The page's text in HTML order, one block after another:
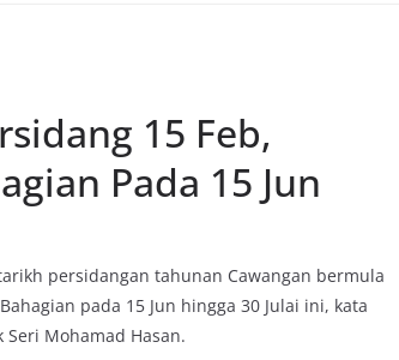
15 Feb,
Pada 15 Jun
persidangan tahunan Cawangan bermula
pada 15 Jun hingga 30 Julai ini, kata
Mohamad Hasan.